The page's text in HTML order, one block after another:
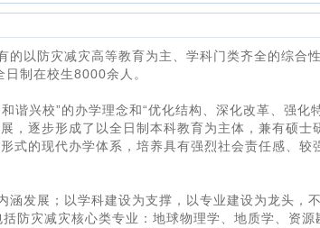
以防灾减灾高等教育为主、学科门类齐全的综合
制在校生8000余人。
谐兴校”的办学理念和“优化结构、深化改革、强化
，逐步形成了以全日制本科教育为主体，兼有硕士
式的现代办学体系，培养具有强烈社会责任感、较
发展；以学科建设为支撑，以专业建设为龙头，
防灾减灾核心类专业：地球物理学、地质学、资源